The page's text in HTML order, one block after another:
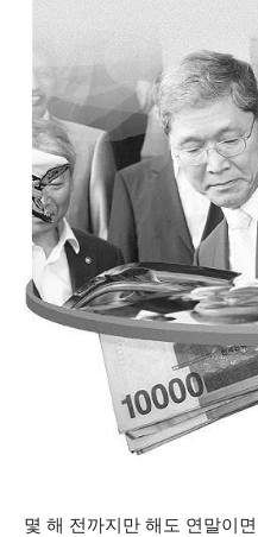
몇 해 전까지만 해도 연말이